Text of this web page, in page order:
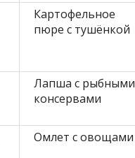
Картофельное
пюре с тушёнкой
Лапша с рыбными
консервами
Омлет с овощами